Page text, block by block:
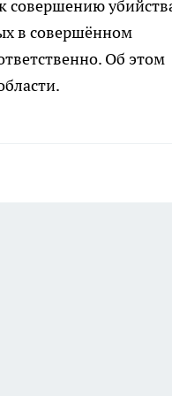
совершению
в совершённом
Об этом